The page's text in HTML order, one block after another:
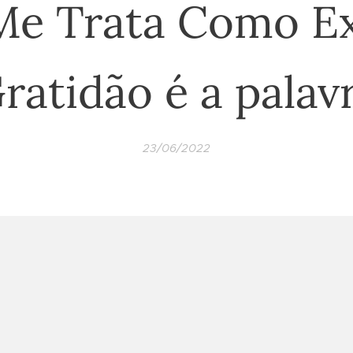
Trata Como
é a
23/06/2022